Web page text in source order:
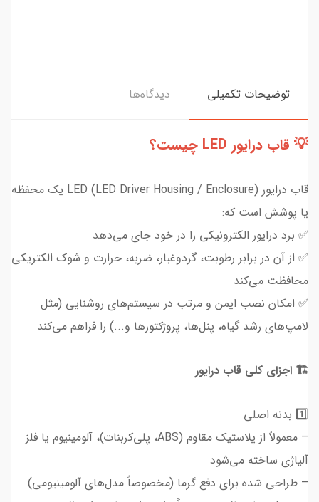
توضیحات تکمیلی دیدگاه‌ها
💡 قاب درایور LED چیست؟
قاب درایور LED (LED Driver Housing / Enclosure) یک محفظه
یا پوشش است که:
✅ برد درایور الکترونیکی را در خود جای می‌دهد
✅ از آن در برابر رطوبت، گردوغبار، ضربه، حرارت و شوک الکتریکی
محافظت می‌کند
✅ امکان نصب ایمن و مرتب در سیستم‌های روشنایی (مثل
لامپ‌های رشد گیاه، پنل‌ها، پروژکتورها و...) را فراهم می‌کند
🏗️ اجزای کلی قاب درایور
1️⃣ بدنه اصلی
– معمولاً از پلاستیک مقاوم (ABS، پلی‌کربنات)، آلومینیوم یا فلز
آلیاژی ساخته می‌شود
– طراحی شده برای دفع گرما (مخصوصاً مدل‌های آلومینیومی)